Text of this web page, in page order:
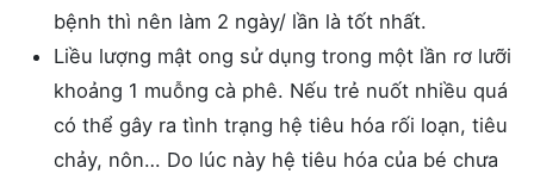
bệnh thì nên làm 2 ngày/ lần là tốt nhất.
Liều lượng mật ong sử dụng trong một lần rơ lưỡi
khoảng 1 muỗng cà phê. Nếu trẻ nuốt nhiều quá
có thể gây ra tình trạng hệ tiêu hóa rối loạn, tiêu
chảy, nôn… Do lúc này hệ tiêu hóa của bé chưa